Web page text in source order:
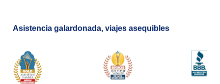
Asistencia galardonada, viajes asequibles